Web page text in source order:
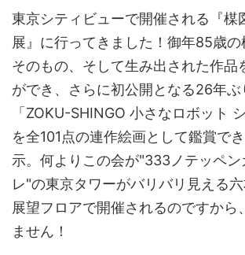
東京シティビューで開催される『楳
展』に行ってきました！御年85歳の
そのもの、そして生み出された作品
ができ、さらに初公開となる26年ぶ
「ZOKU-SHINGO 小さなロボット
を全101点の連作絵画として鑑賞で
示。何よりこの会が"333ノテッペン
レ"の東京タワーがバリバリ見える
展望フロアで開催されるのですから
ません！